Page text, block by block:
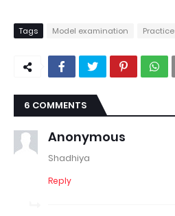
Tags Model examination Practice
6 COMMENTS
Anonymous
Shadhiya
Reply